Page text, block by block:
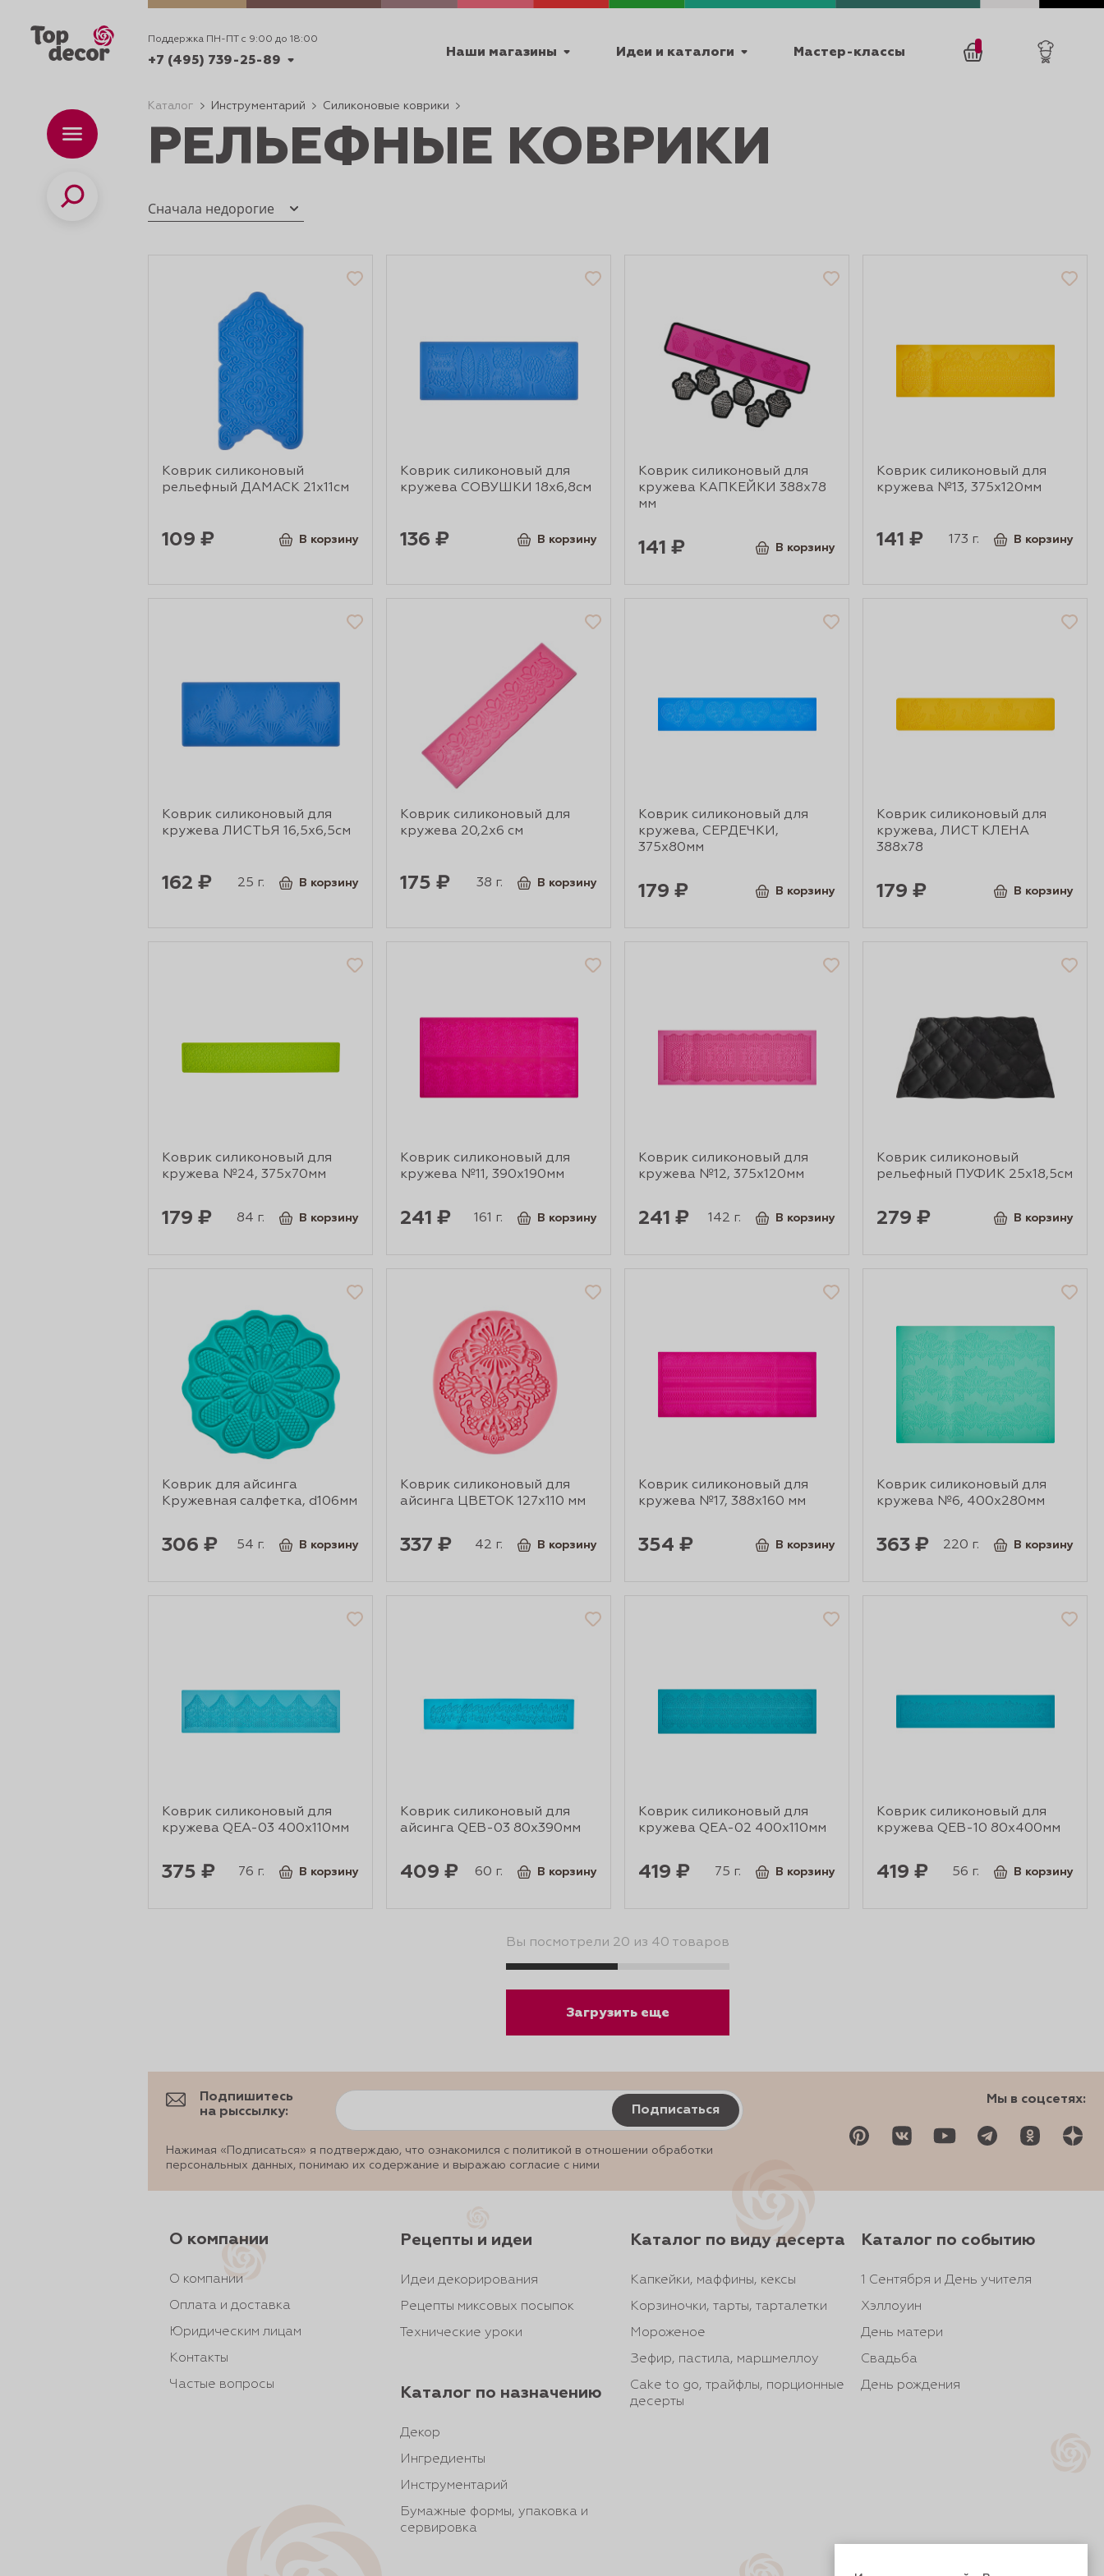
Поддержка ПН-ПТ с 9:00 до 18:00
+7 (495) 739-25-89
+7 (495) 739-62-70
+7 (495) 739-25-89
Время работы
ПН-ПТ с 9:00 до 18:00
Наши магазины Идеи и каталоги
ДЕКОРИРОВАНИЯ
Мастер-классы
Каталог
Поиск
Каталог Инструментарий Силиконовые коврики
РЕЛЬЕФНЫЕ КОВРИКИ
Сначала недорогие
Коврик силиконовый
рельефный ДАМАСК 21х11см
109 ₽ В корзину
Коврик силиконовый для
кружева СОВУШКИ 18х6,8см
136 ₽ В корзину
Коврик силиконовый для
кружева КАПКЕЙКИ 388х78
мм
141 ₽ В корзину
Коврик силиконовый для
кружева №13, 375х120мм
141 ₽ 173 г. В корзину
Коврик силиконовый для
кружева ЛИСТЬЯ 16,5х6,5см
162 ₽ 25 г. В корзину
Коврик силиконовый для
кружева 20,2х6 см
175 ₽ 38 г. В корзину
Коврик силиконовый для
кружева, СЕРДЕЧКИ,
375х80мм
179 ₽ В корзину
Коврик силиконовый для
кружева, ЛИСТ КЛЕНА
388х78
179 ₽ В корзину
Коврик силиконовый для
кружева №24, 375х70мм
179 ₽ 84 г. В корзину
Коврик силиконовый для
кружева №11, 390х190мм
241 ₽ 161 г. В корзину
Коврик силиконовый для
кружева №12, 375х120мм
241 ₽ 142 г. В корзину
Коврик силиконовый
рельефный ПУФИК 25х18,5см
279 ₽ В корзину
Коврик для айсинга
Кружевная салфетка, d106мм
306 ₽ 54 г. В корзину
Коврик силиконовый для
айсинга ЦВЕТОК 127х110 мм
337 ₽ 42 г. В корзину
Коврик силиконовый для
кружева №17, 388х160 мм
354 ₽ В корзину
Коврик силиконовый для
кружева №6, 400х280мм
363 ₽ 220 г. В корзину
Коврик силиконовый для
кружева QEA-03 400х110мм
375 ₽ 76 г. В корзину
Коврик силиконовый для
айсинга QEB-03 80х390мм
409 ₽ 60 г. В корзину
Коврик силиконовый для
кружева QEA-02 400х110мм
419 ₽ 75 г. В корзину
Коврик силиконовый для
кружева QEB-10 80х400мм
419 ₽ 56 г. В корзину
Вы посмотрели 20 из 40 товаров
Загрузить еще
Подпишитесь
на рыссылку:
Подписаться
Нажимая «Подписаться» я подтверждаю, что ознакомился с политикой в отношении обработки
персональных данных, понимаю их содержание и выражаю согласие с ними
Мы в соцсетях:
О компании
О компании
Оплата и доставка
Юридическим лицам
Контакты
Частые вопросы
Рецепты и идеи
Идеи декорирования
Рецепты миксовых посыпок
Технические уроки
Каталог по назначению
Декор
Ингредиенты
Инструментарий
Бумажные формы, упаковка и
сервировка
Каталог по виду десерта
Капкейки, маффины, кексы
Корзиночки, тарты, тарталетки
Мороженое
Зефир, пастила, маршмеллоу
Cake to go, трайфлы, порционные
десерты
Каталог по событию
1 Сентября и День учителя
Хэллоуин
День матери
Свадьба
День рождения